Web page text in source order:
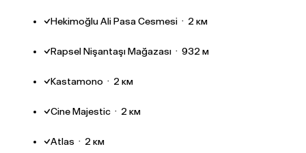
Hekimoğlu Ali Pasa Cesmesi · 2 км
Rapsel Nişantaşı Mağazası · 932 м
Kastamono · 2 км
Cine Majestic · 2 км
Atlas · 2 км